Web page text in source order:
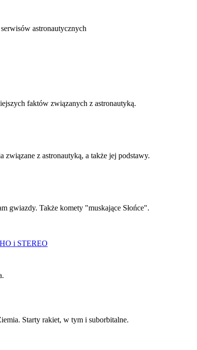
astronautycznych
faktów związanych z astronautyką.
związane z astronautyką, a także jej podstawy.
gwiazdy. Także komety "muskające Słońce".
i STEREO
Starty rakiet, w tym i suborbitalne.